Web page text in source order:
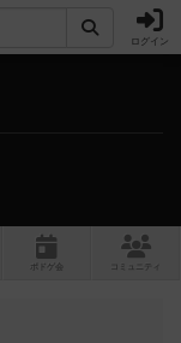
ログイン
ボ ドゲ コミュニティ